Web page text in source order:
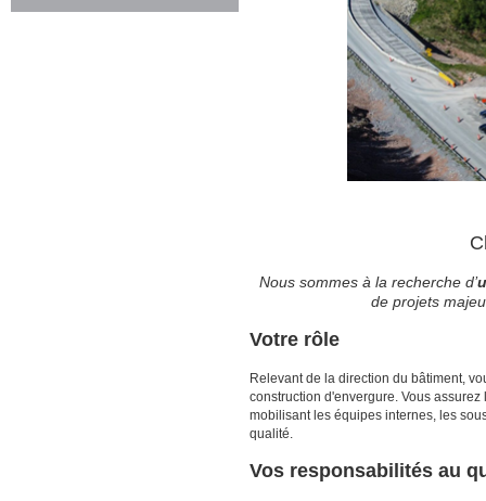
Nous sommes à la recherche d’
de projets
Votre rôle
Relevant de la direction du bâtiment,
construction d'envergure. Vous
mobilisant les équipes internes, les
qualité.
Vos responsabilités au